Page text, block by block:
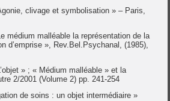
clivage et symbolisation » – Paris,
médium malléable la représentation de la
d’emprise », Rev.Bel.Psychanal, (1985),
» ; « Médium malléable » et la
2/2001 (Volume 2) pp. 241-254
de soins : un objet intermédiaire »